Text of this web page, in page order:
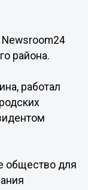
Newsroom24
района.
работал
общество для